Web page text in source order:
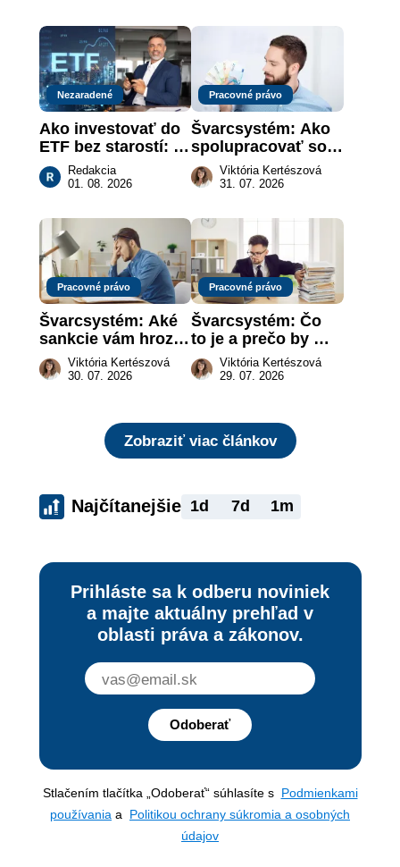
práce
Nezaradené
Ako investovať do
ETF bez starostí:
Investičné plány,
ktoré urobia prácu
Redakcia
01. 08. 2026
Pracovné právo
Švarcsystém: Ako
spolupracovať so
živnostníkom
legálne a bez
Viktória Kertészová
31. 07. 2026
Pracovné právo
Švarcsystém: Aké
sankcie vám hrozia
a prečo nestačí
zaplatiť pokutu?
Viktória Kertészová
30. 07. 2026
Pracovné právo
Švarcsystém: Čo
to je a prečo by
vás to malo
zaujímať
Viktória Kertészová
29. 07. 2026
Zobraziť viac článkov
Najčítanejšie 1d 7d 1m
Prihláste sa k odberu noviniek
a majte aktuálny prehľad v
oblasti práva a zákonov.
Odoberať
Stlačením tlačítka „Odoberať“ súhlasíte s Podmienkami
používania a Politikou ochrany súkromia a osobných
údajov